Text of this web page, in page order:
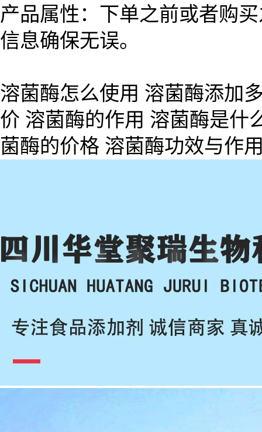
产品属性：下单之前或者购
信息确保无误。
溶菌酶怎么使用 溶菌酶添加
价 溶菌酶的作用 溶菌酶是什
菌酶的价格 溶菌酶功效与作